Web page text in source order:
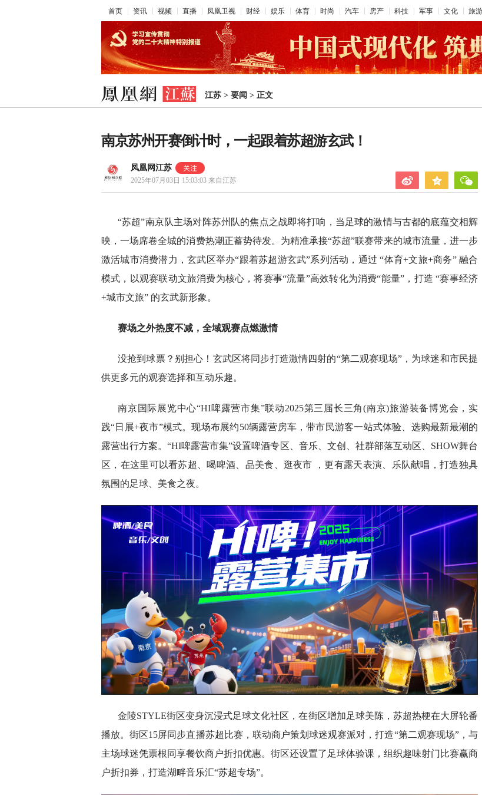
首页 资讯 视频 直播 凤凰卫视 财经 娱乐 体育 时尚 汽车 房产 科技 军事 文化 旅游
江苏 > 要闻 > 正文
南京苏州开赛倒计时，一起跟着苏超游玄武！
凤凰网江苏
2025年07月03日 15:03:03 来自江苏
“苏超”南京队主场对阵苏州队的焦点之战即将打响，当足球的激情与古都的底蕴交相辉
映，一场席卷全城的消费热潮正蓄势待发。为精准承接“苏超”联赛带来的城市流量，进一步
激活城市消费潜力，玄武区举办“跟着苏超游玄武”系列活动，通过 “体育+文旅+商务” 融合
模式，以观赛联动文旅消费为核心，将赛事“流量”高效转化为消费“能量”，打造 “赛事经济
+城市文旅” 的玄武新形象。
赛场之外热度不减，全域观赛点燃激情
没抢到球票？别担心！玄武区将同步打造激情四射的“第二观赛现场”，为球迷和市民提
供更多元的观赛选择和互动乐趣。
南京国际展览中心“HI啤露营市集”联动2025第三届长三角(南京)旅游装备博览会，实
践“日展+夜市”模式。现场布展约50辆露营房车，带市民游客一站式体验、选购最新最潮的
露营出行方案。“HI啤露营市集”设置啤酒专区、音乐、文创、社群部落互动区、SHOW舞台
区，在这里可以看苏超、喝啤酒、品美食、逛夜市 ，更有露天表演、乐队献唱，打造独具
氛围的足球、美食之夜。
金陵STYLE街区变身沉浸式足球文化社区，在街区增加足球美陈，苏超热梗在大屏轮番
播放。街区15屏同步直播苏超比赛，联动商户策划球迷观赛派对，打造“第二观赛现场”，与
主场球迷凭票根同享餐饮商户折扣优惠。街区还设置了足球体验课，组织趣味射门比赛赢商
户折扣券，打造湖畔音乐汇“苏超专场”。